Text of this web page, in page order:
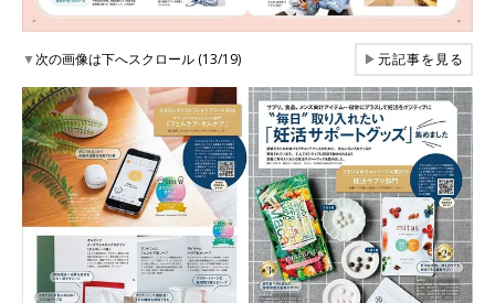
▼次の画像は下へスクロール (13/19) ▶元記事を見る